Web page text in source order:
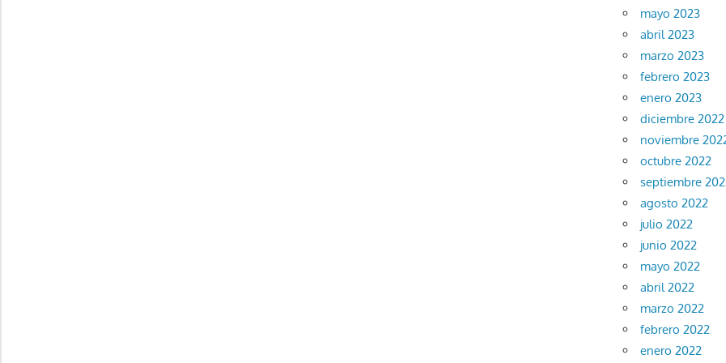
mayo 2023
abril 2023
marzo 2023
febrero 2023
enero 2023
diciembre 2022
noviembre
octubre 2022
septiembre
agosto 2022
julio 2022
junio 2022
mayo 2022
abril 2022
marzo 2022
febrero 2022
enero 2022